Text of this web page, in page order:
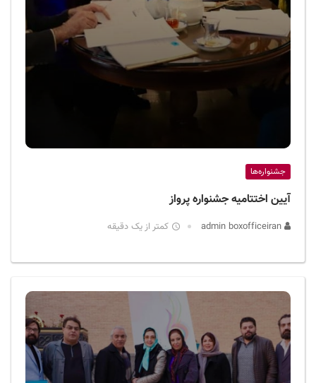
جشنواره‌ها
آیین اختتامیه جشنواره پرواز
کمتر از یک دقیقه